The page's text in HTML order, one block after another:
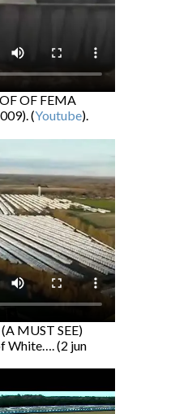
OF FEMA
(Youtube).
MUST SEE)
White…. (2 jun